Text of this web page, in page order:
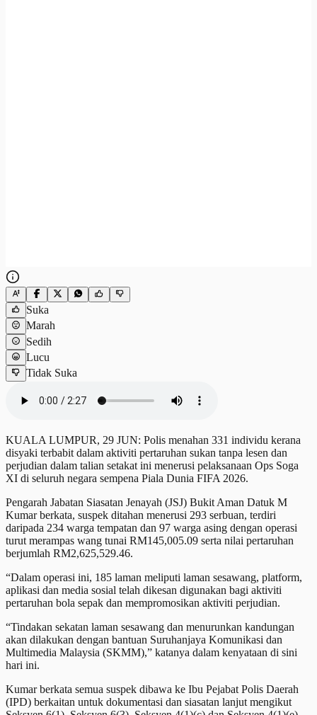
Suka
Marah
Sedih
Lucu
Tidak Suka
KUALA LUMPUR, 29 JUN: Polis menahan 331 individu kerana
disyaki terbabit dalam aktiviti pertaruhan sukan tanpa lesen dan
perjudian dalam talian setakat ini menerusi pelaksanaan Ops Soga
XI di seluruh negara sempena Piala Dunia FIFA 2026.
Pengarah Jabatan Siasatan Jenayah (JSJ) Bukit Aman Datuk M
Kumar berkata, suspek ditahan menerusi 293 serbuan, terdiri
daripada 234 warga tempatan dan 97 warga asing dengan operasi
turut merampas wang tunai RM145,005.09 serta nilai pertaruhan
berjumlah RM2,625,529.46.
“Dalam operasi ini, 185 laman meliputi laman sesawang, platform,
aplikasi dan media sosial telah dikesan digunakan bagi aktiviti
pertaruhan bola sepak dan mempromosikan aktiviti perjudian.
“Tindakan sekatan laman sesawang dan menurunkan kandungan
akan dilakukan dengan bantuan Suruhanjaya Komunikasi dan
Multimedia Malaysia (SKMM),” katanya dalam kenyataan di sini
hari ini.
Kumar berkata semua suspek dibawa ke Ibu Pejabat Polis Daerah
(IPD) berkaitan untuk dokumentasi dan siasatan lanjut mengikut